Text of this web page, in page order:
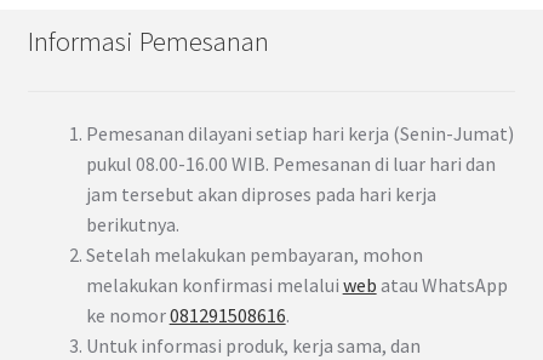
Informasi Pemesanan
Pemesanan dilayani setiap hari kerja (Senin-Jumat)
pukul 08.00-16.00 WIB. Pemesanan di luar hari dan
jam tersebut akan diproses pada hari kerja
berikutnya.
Setelah melakukan pembayaran, mohon
melakukan konfirmasi melalui web atau WhatsApp
ke nomor081291508616.
Untuk informasi produk, kerja sama, dan